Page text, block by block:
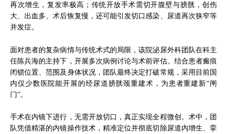
再次增生，复发率极高；传统开放手术需切开腹壁与膀胱，创伤
大、出血多、术后恢复慢，还可能引发切口感染、尿道再次狭窄等
并发症。
面对患者的复杂病情与传统术式的局限，该院泌尿外科团队在科主
任陈兵海的主持下，开展多次病例讨论与术前评估。结合患者瘢痕
闭锁位置、范围及身体状况，团队最终决定打破常规，采用目前国
内仅少数医院能开展的经尿道膀胱颈重建术，为患者重建新“闸
门”。
手术在内镜下进行，无需开放切口，真正实现全程微创。术中，团
队凭借精湛的内镜操作技术，精准定位并彻底切除尿道内增生、挛